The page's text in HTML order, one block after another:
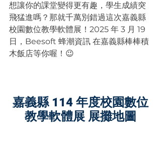
想讓你的課堂變得更有趣，學生成績突
飛猛進嗎？那就千萬別錯過這次嘉義縣
校園數位教學軟體展！2025 年 3 月 19
日，Beesoft 蜂潮資訊 在嘉義縣棒棒積
木飯店等你喔！😉
嘉義縣 114 年度校園數位
教學軟體展 展攤地圖